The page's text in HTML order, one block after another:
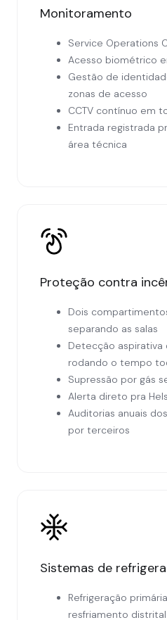
Monitoramento
Service Operations
Acesso biométrico
Gestão de
zonas de acesso
CCTV contínuo em
Entrada registrada
área técnica
Proteção contra
Dois
separando as salas
Detecção aspirativa
rodando o tempo
Supressão por gás
Alerta direto pra
Auditorias anuais
por terceiros
Sistemas de
Refrigeração
resfriamento